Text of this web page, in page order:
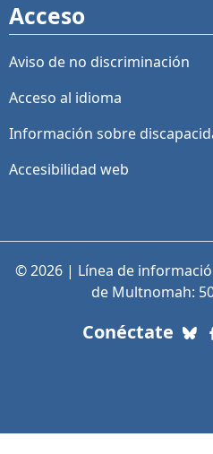
Acceso
Aviso de no discriminación
Acceso al idioma
Información sobre
Accesibilidad web
© 2026 | Línea de
de Multnomah:
Conéctate